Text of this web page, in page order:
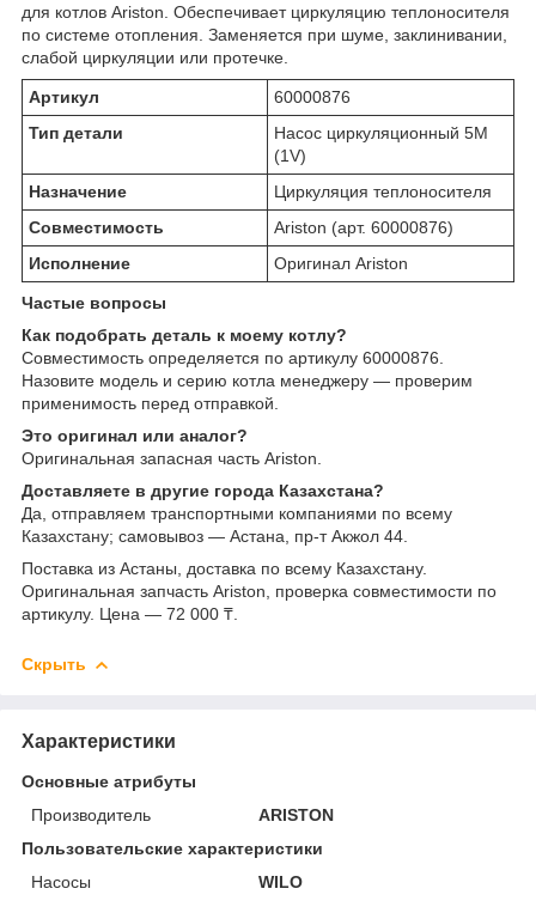
для котлов Ariston. Обеспечивает циркуляцию теплоносителя
по системе отопления. Заменяется при шуме, заклинивании,
слабой циркуляции или протечке.
Артикул
60000876
Тип детали
Насос циркуляционный 5M
(1V)
Назначение
Циркуляция теплоносителя
Совместимость
Ariston (арт. 60000876)
Исполнение
Оригинал Ariston
Частые вопросы
Как подобрать деталь к моему котлу?
Совместимость определяется по артикулу 60000876.
Назовите модель и серию котла менеджеру — проверим
применимость перед отправкой.
Это оригинал или аналог?
Оригинальная запасная часть Ariston.
Доставляете в другие города Казахстана?
Да, отправляем транспортными компаниями по всему
Казахстану; самовывоз — Астана, пр-т Акжол 44.
Поставка из Астаны, доставка по всему Казахстану.
Оригинальная запчасть Ariston, проверка совместимости по
артикулу. Цена — 72 000 ₸.
Скрыть
Характеристики
Основные атрибуты
Производитель
ARISTON
Пользовательские характеристики
Насосы
WILO